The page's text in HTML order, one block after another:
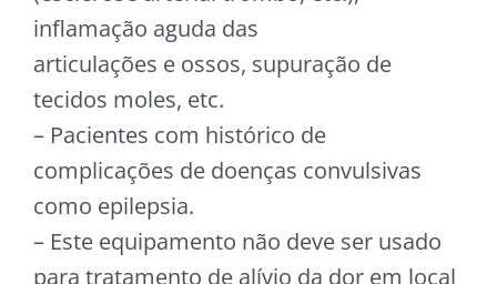
inflamação aguda das
articulações e ossos, supuração de
tecidos moles, etc.
– Pacientes com histórico de
complicações de doenças convulsivas
como epilepsia.
– Este equipamento não deve ser usado
para tratamento de alívio da dor em local